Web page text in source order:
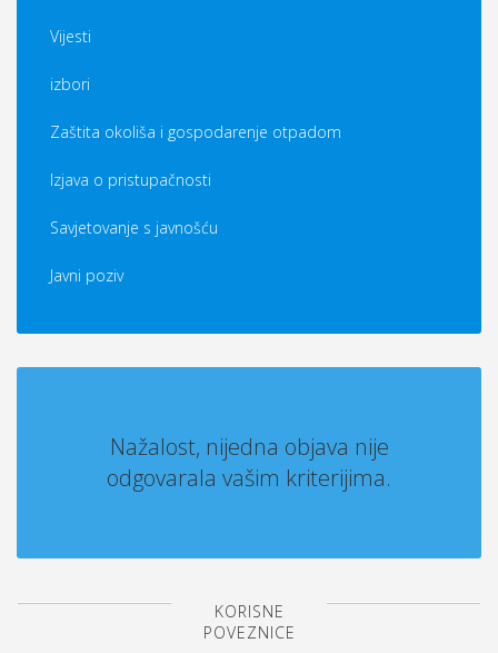
Vijesti
izbori
Zaštita okoliša i gospodarenje otpadom
Izjava o pristupačnosti
Savjetovanje s javnošću
Javni poziv
Nažalost, nijedna objava nije
odgovarala vašim kriterijima.
KORISNE
POVEZNICE